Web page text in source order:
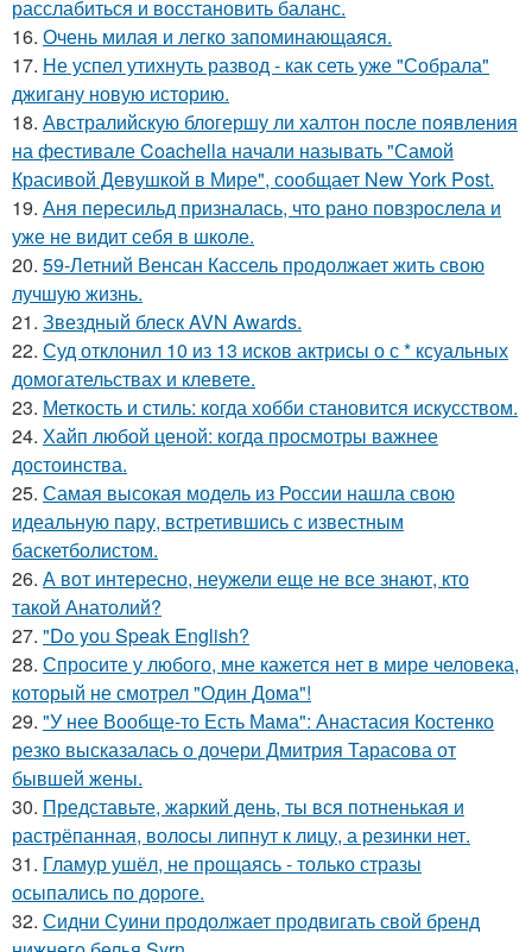
расслабиться и восстановить баланс.
16. Очень милая и легко запоминающаяся.
17. Не успел утихнуть развод - как сеть уже "Собрала"
джигану новую историю.
18. Австралийскую блогершу ли халтон после появления
на фестивале Coachella начали называть "Самой
Красивой Девушкой в Мире", сообщает New York Post.
19. Аня пересильд призналась, что рано повзрослела и
уже не видит себя в школе.
20. 59-Летний Венсан Кассель продолжает жить свою
лучшую жизнь.
21. Звездный блеск AVN Awards.
22. Суд отклонил 10 из 13 исков актрисы о с * ксуальных
домогательствах и клевете.
23. Меткость и стиль: когда хобби становится искусством.
24. Хайп любой ценой: когда просмотры важнее
достоинства.
25. Самая высокая модель из России нашла свою
идеальную пару, встретившись с известным
баскетболистом.
26. А вот интересно, неужели еще не все знают, кто
такой Анатолий?
27. "Do you Speak English?
28. Спросите у любого, мне кажется нет в мире человека,
который не смотрел "Один Дома"!
29. "У нее Вообще-то Есть Мама": Анастасия Костенко
резко высказалась о дочери Дмитрия Тарасова от
бывшей жены.
30. Представьте, жаркий день, ты вся потненькая и
растрёпанная, волосы липнут к лицу, а резинки нет.
31. Гламур ушёл, не прощаясь - только стразы
осыпались по дороге.
32. Сидни Суини продолжает продвигать свой бренд